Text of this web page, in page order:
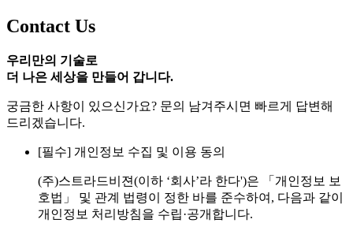
Contact Us
우리만의 기술로
더 나은 세상을 만들어 갑니다.
궁금한 사항이 있으신가요? 문의 남겨주시면 빠르게 답변해
드리겠습니다.
[필수] 개인정보 수집 및 이용 동의
(주)스트라드비젼(이하 ‘회사’라 한다')은 「개인정보 보
호법」 및 관계 법령이 정한 바를 준수하여, 다음과 같이
개인정보 처리방침을 수립·공개합니다.